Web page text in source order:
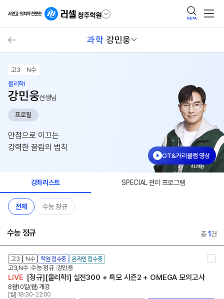
BETA
과학 강민웅
고3
N수
물리학I
강민웅선생님
프로필
만점으로 이끄는
강력한 끌림의 법칙
OT&커리큘럼 영상
강좌리스트 SPECIAL 관리 프로그램
전체 수능 정규
수능 정규 총1 건
고3 N수 학원 접수중 온라인 접수중
고3,N수 수능 정규 강민웅
LIVE [정규][물리학I] 실전300 + 특모 시즌2 + OMEGA 모의고사
8월10일(월) 개강
[월] 18:30-22:00